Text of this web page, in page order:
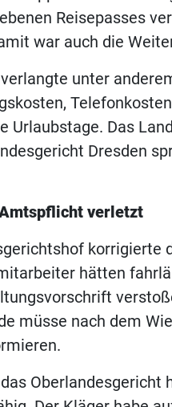
Reisepasses
war auch die
unter
Urlaubstage. Das
Dresden
verletzt
korrigierte
hätten
müsse nach dem
Oberlandesgericht